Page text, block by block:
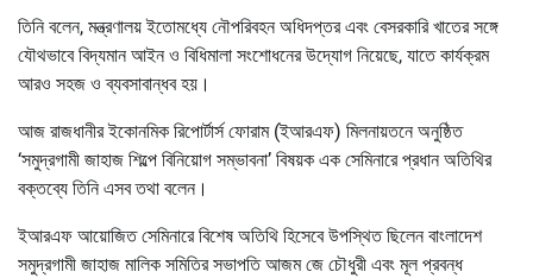
তিনি বলেন, মন্ত্রণালয় ইতোমধ্যে নৌপরিবহন অধিদপ্তর এবং বেসরকারি খাতের সঙ্গে
যৌথভাবে বিদ্যমান আইন ও বিধিমালা সংশোধনের উদ্যোগ নিয়েছে, যাতে কার্যক্রম
আরও সহজ ও ব্যবসাবান্ধব হয়।
আজ রাজধানীর ইকোনমিক রিপোর্টার্স ফোরাম (ইআরএফ) মিলনায়তনে অনুষ্ঠিত
‘সমুদ্রগামী জাহাজ শিল্পে বিনিয়োগ সম্ভাবনা’ বিষয়ক এক সেমিনারে প্রধান অতিথির
বক্তব্যে তিনি এসব তথা বলেন।
ইআরএফ আয়োজিত সেমিনারে বিশেষ অতিথি হিসেবে উপস্থিত ছিলেন বাংলাদেশ
সমুদ্রগামী জাহাজ মালিক সমিতির সভাপতি আজম জে চৌধুরী এবং মূল প্রবন্ধ